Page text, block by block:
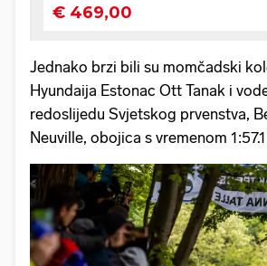
Jednako brzi bili su momčadski
Hyundaija Estonac Ott Tanak i
redoslijedu Svjetskog prvenstva,
Neuville, obojica s vremenom